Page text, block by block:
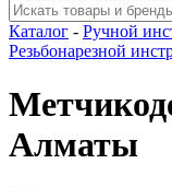
Каталог - Ручной
Резьбонарезной
Алматы